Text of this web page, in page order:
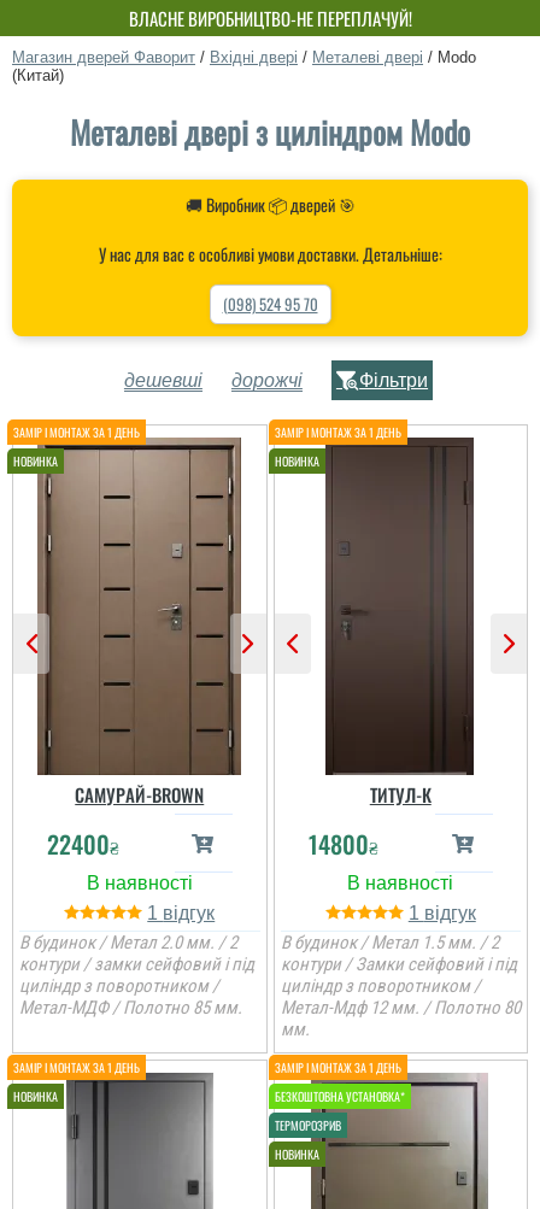
ВЛАСНЕ ВИРОБНИЦТВО-НЕ ПЕРЕПЛАЧУЙ!
Магазин дверей Фаворит / Вхідні двері / Металеві двері / Modo
(Китай)
Металеві двері з циліндром Modo
🚚 Виробник 📦 дверей 🎯
У нас для вас є особливі умови доставки. Детальніше:
(098) 524 95 70
дешевші дорожчі Фільтри
САМУРАЙ-BROWN
22400₴
1
В будинок / Метал 2.0 мм. / 2
контури / замки сейфовий і під
циліндр з поворотником /
Метал-МДФ / Полотно 85 мм.
ТИТУЛ-К
14800₴
1
В будинок / Метал 1.5 мм. / 2
контури / Замки сейфовий і під
циліндр з поворотником /
Метал-Мдф 12 мм. / Полотно 80
мм.